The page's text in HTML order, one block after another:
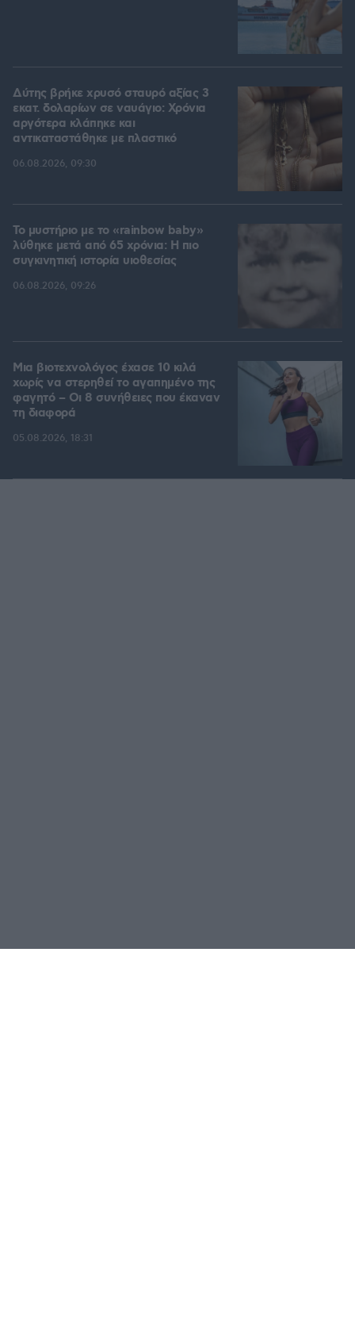
Δύτης βρήκε χρυσό σταυρό αξίας 3
εκατ. δολαρίων σε ναυάγιο: Χρόνια
αργότερα κλάπηκε και
αντικαταστάθηκε με πλαστικό
06.08.2026, 09:30
Το μυστήριο με το «rainbow baby»
λύθηκε μετά από 65 χρόνια: Η πιο
συγκινητική ιστορία υιοθεσίας
06.08.2026, 09:26
Μια βιοτεχνολόγος έχασε 10 κιλά
χωρίς να στερηθεί το αγαπημένο της
φαγητό – Οι 8 συνήθειες που έκαναν
τη διαφορά
05.08.2026, 18:31